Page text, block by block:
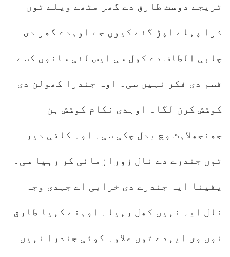
تریجے دوست طارق دے گھر متھے ویلے توں
ذرا پہلے اپڑ گئے کیوں جے اوہدے گھر دی
چابی الطاف دے کول سی ایس لئی سانوں کسے
قسم دی فکر نہیں سی۔ اوہ جندرا کھولن دی
کوشش کرن لگا۔ اوہدی نکام کوشش ہن
جھنجھلاہٹ وچ بدل چکی سی۔ اوہ کافی دیر
توں جندرے دے نال زورازمائی کر رہیا سی۔
یقینا ایہ جندرے دی خرابی اے جہدی وجہ
نال ایہ نہیں کھل رہیا۔ اوہنے کہیا طارق
نوں وی ایہدے توں علاوہ کوئی جندرا نہیں